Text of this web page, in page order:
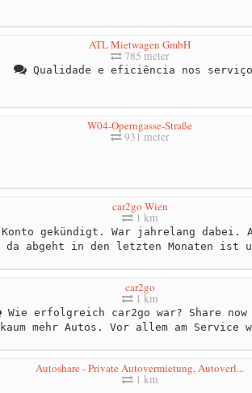
ATL Mietwagen GmbH
785 meter
Qualidade e eficiência nos
W04-Operngasse-Straße
931 meter
car2go Wien
1 km
Konto gekündigt. War jahrelang dabei.
da abgeht in den letzten Monaten ist
car2go
1 km
Wie erfolgreich car2go war? Share
kaum mehr Autos. Vor allem am Service
Autoshare - Private Autovermietung, Autoverl...
1 km